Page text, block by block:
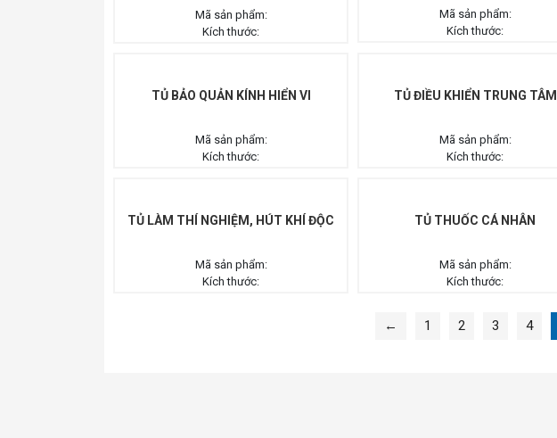
Tủ Cấy Vi Sinh
Bàn Thí Nghiệm Công Nghệ
Mã sản phẩm:
Kích thước:
Mã sản phẩm:
Kích thước:
TỦ BẢO QUẢN KÍNH HIỂN VI
Mã sản phẩm:
Kích thước:
TỦ ĐIỀU KHIỂN TRUNG TÂM
Mã sản phẩm:
Kích thước:
TỦ LÀM THÍ NGHIỆM, HÚT KHÍ ĐỘC
Mã sản phẩm:
Kích thước:
TỦ THUỐC CÁ NHÂN
Mã sản phẩm:
Kích thước:
← 1 2 3 4